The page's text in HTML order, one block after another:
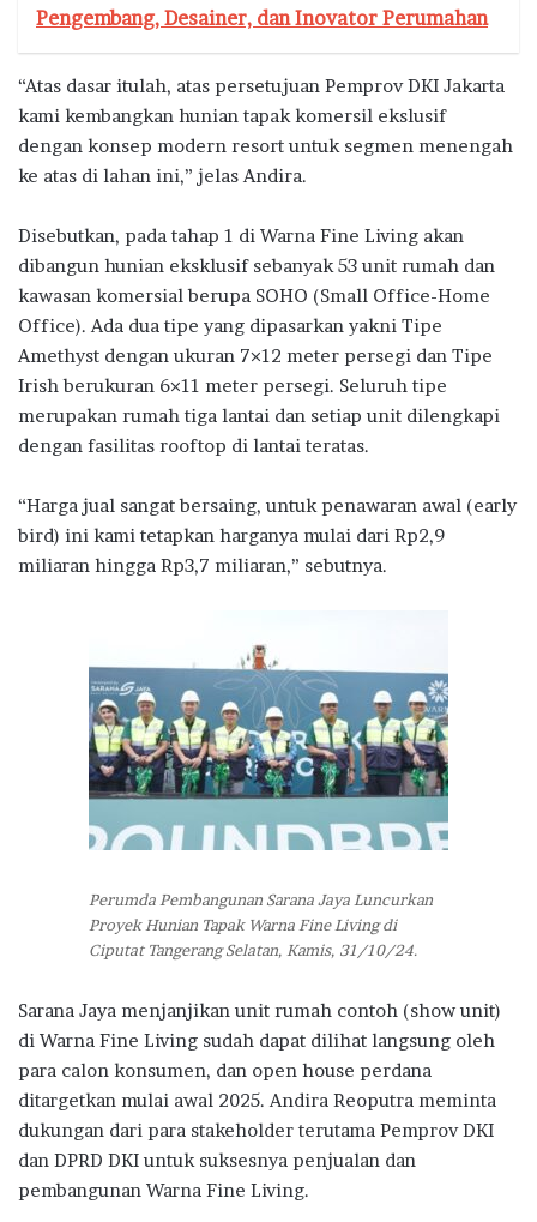
Pengembang, Desainer, dan Inovator Perumahan
“Atas dasar itulah, atas persetujuan Pemprov DKI Jakarta
kami kembangkan hunian tapak komersil ekslusif
dengan konsep modern resort untuk segmen menengah
ke atas di lahan ini,” jelas Andira.
Disebutkan, pada tahap 1 di Warna Fine Living akan
dibangun hunian eksklusif sebanyak 53 unit rumah dan
kawasan komersial berupa SOHO (Small Office-Home
Office). Ada dua tipe yang dipasarkan yakni Tipe
Amethyst dengan ukuran 7×12 meter persegi dan Tipe
Irish berukuran 6×11 meter persegi. Seluruh tipe
merupakan rumah tiga lantai dan setiap unit dilengkapi
dengan fasilitas rooftop di lantai teratas.
“Harga jual sangat bersaing, untuk penawaran awal (early
bird) ini kami tetapkan harganya mulai dari Rp2,9
miliaran hingga Rp3,7 miliaran,” sebutnya.
Perumda Pembangunan Sarana Jaya Luncurkan
Proyek Hunian Tapak Warna Fine Living di
Ciputat Tangerang Selatan, Kamis, 31/10/24.
Sarana Jaya menjanjikan unit rumah contoh (show unit)
di Warna Fine Living sudah dapat dilihat langsung oleh
para calon konsumen, dan open house perdana
ditargetkan mulai awal 2025. Andira Reoputra meminta
dukungan dari para stakeholder terutama Pemprov DKI
dan DPRD DKI untuk suksesnya penjualan dan
pembangunan Warna Fine Living.